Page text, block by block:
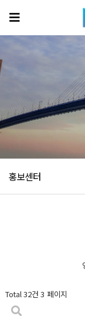
홍보센터
Total 32건 3 페이지